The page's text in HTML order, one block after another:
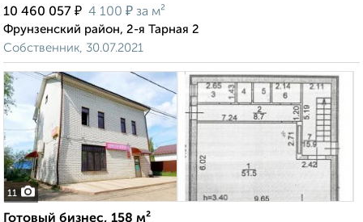
10 460 057 ₽ 4 100 ₽ за м²
Фрунзенский район, 2-я Тарная 2
Собственник, 30.07.2021
11
Готовый бизнес, 158 м²